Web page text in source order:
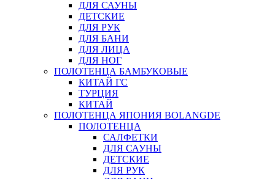
ДЛЯ САУНЫ
ДЕТСКИЕ
ДЛЯ РУК
ДЛЯ БАНИ
ДЛЯ ЛИЦА
ДЛЯ НОГ
ПОЛОТЕНЦА БАМБУКОВЫЕ
КИТАЙ ГС
ТУРЦИЯ
КИТАЙ
ПОЛОТЕНЦА ЯПОНИЯ BOLANGDE
ПОЛОТЕНЦА
САЛФЕТКИ
ДЛЯ САУНЫ
ДЕТСКИЕ
ДЛЯ РУК